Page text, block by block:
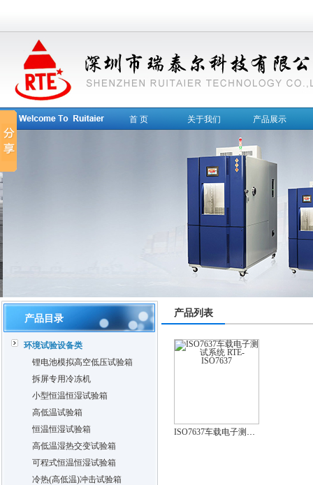
首 页 关于我们 产品展示
产品列表
ISO7637车载电子测试系统 RTE-ISO7637
产品目录
环境试验设备类
锂电池模拟高空低压试验箱
拆屏专用冷冻机
小型恒温恒湿试验箱
高低温试验箱
恒温恒湿试验箱
高低温湿热交变试验箱
可程式恒温恒湿试验箱
冷热(高低温)冲击试验箱